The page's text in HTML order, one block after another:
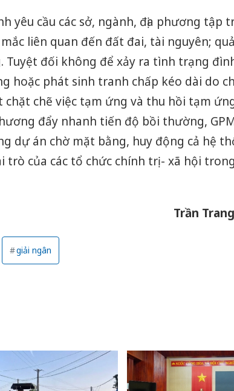
yêu cầu các sở, ngành, địa phương tập
liên quan đến đất đai, tài nguyên;
Tuyệt đối không để xảy ra tình trạng
hoặc phát sinh tranh chấp kéo dài do
chẽ việc tạm ứng và thu hồi tạm
đẩy nhanh tiến độ bồi thường,
dự án chờ mặt bằng, huy động cả hệ
trò của các tổ chức chính trị - xã hội trong
Trần Trang
giải ngân